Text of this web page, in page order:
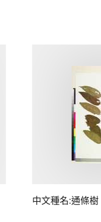
中文種名:通條樹